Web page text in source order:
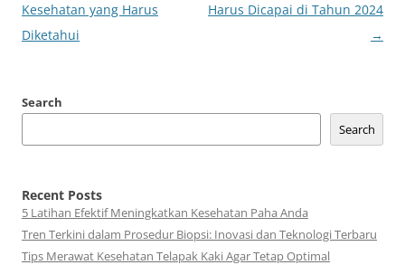
navigation
Kesehatan yang Harus
Diketahui
Harus Dicapai di Tahun 2024
→
Search
Search
Recent Posts
5 Latihan Efektif Meningkatkan Kesehatan Paha Anda
Tren Terkini dalam Prosedur Biopsi: Inovasi dan Teknologi Terbaru
Tips Merawat Kesehatan Telapak Kaki Agar Tetap Optimal